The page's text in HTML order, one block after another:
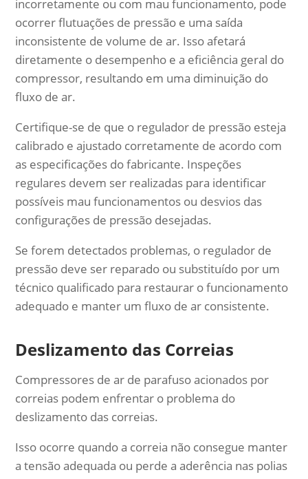
incorretamente ou com mau funcionamento, pode
ocorrer flutuações de pressão e uma saída
inconsistente de volume de ar. Isso afetará
diretamente o desempenho e a eficiência geral do
compressor, resultando em uma diminuição do
fluxo de ar.
Certifique-se de que o regulador de pressão esteja
calibrado e ajustado corretamente de acordo com
as especificações do fabricante. Inspeções
regulares devem ser realizadas para identificar
possíveis mau funcionamentos ou desvios das
configurações de pressão desejadas.
Se forem detectados problemas, o regulador de
pressão deve ser reparado ou substituído por um
técnico qualificado para restaurar o funcionamento
adequado e manter um fluxo de ar consistente.
Deslizamento das Correias
Compressores de ar de parafuso acionados por
correias podem enfrentar o problema do
deslizamento das correias.
Isso ocorre quando a correia não consegue manter
a tensão adequada ou perde a aderência nas polias